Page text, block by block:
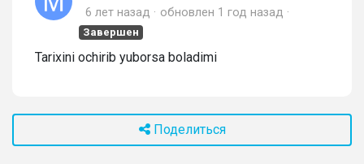
6 лет назад обновлен 1 год назад
Завершен
Tarixini ochirib yuborsa boladimi
Поделиться